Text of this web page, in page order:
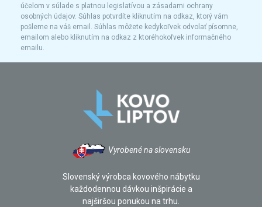
účelom v súlade s platnou legislatívou a zásadami ochrany
osobných údajov. Súhlas potvrdíte kliknutím na odkaz, ktorý vám
pošleme na váš email. Súhlas môžete kedykoľvek odvolať písomne,
emailom alebo kliknutím na odkaz z ktoréhokoľvek informačného
emailu.
Vyrobené na slovensku
Slovenský výrobca kovového nábytku
každodennou dávkou inšpirácie a
najširšou ponukou na trhu.